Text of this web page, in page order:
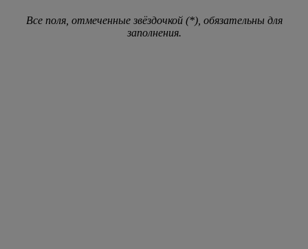
Все поля, отмеченные звёздочкой (*), обязательны для
заполнения.